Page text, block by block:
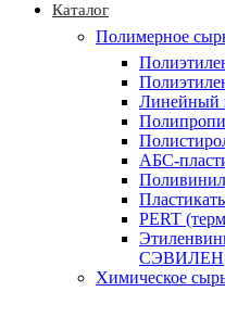
Каталог
Полимерное
Линейный
АБС-
PERT
СЭВИЛЕН
Химическое